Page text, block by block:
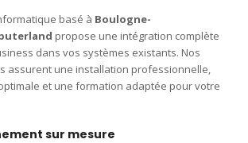
basé à Boulogne-
propose une intégration complète
dans vos systèmes existants. Nos
assurent une installation professionnelle,
et une formation adaptée pour votre
sur mesure